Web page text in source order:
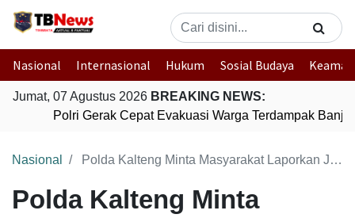
Nasional Internasional Hukum Sosial Budaya
Jumat, 07 Agustus 2026 BREAKING NEWS:
Polri Gerak Cepat Evakuasi Warga Terdampak Banjir
Nasional Polda Kalteng Minta Masyarakat Laporkan Jika Ada Penimbunan Minyak Goreng
Polda Kalteng Minta